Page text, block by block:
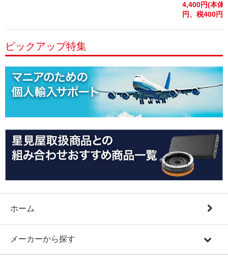
4,400円(本体
円、税400円)
ピックアップ特集
ホーム
メーカーから探す